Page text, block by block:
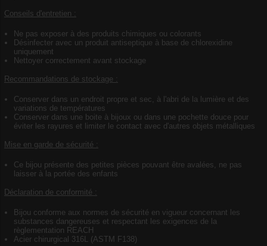
Conseils d'entretien :
Ne pas exposer à des produits chimiques ou colorants
Désinfecter avec un produit antiseptique à base de chlorexidine
uniquement
Nettoyer correctement avant stockage
Recommandations de stockage :
Conserver dans un endroit propre et sec, à l'abri de la lumière et des
variations de températures
Conserver dans une boite à bijoux ou dans une pochette douce pour
éviter les rayures et limiter le contact avec d'autres objets métalliques
Mise en garde de sécurité :
Ce bijou présente des petites pièces pouvant être avalées, ne pas
laisser à la portée des enfants
Déclaration de conformité :
Bijou conforme aux normes de sécurité en vigueur concernant les
substances dangereuses et respectant les exigences de la
règlementation REACH
Acier chirurgical 316L (ASTM F138)